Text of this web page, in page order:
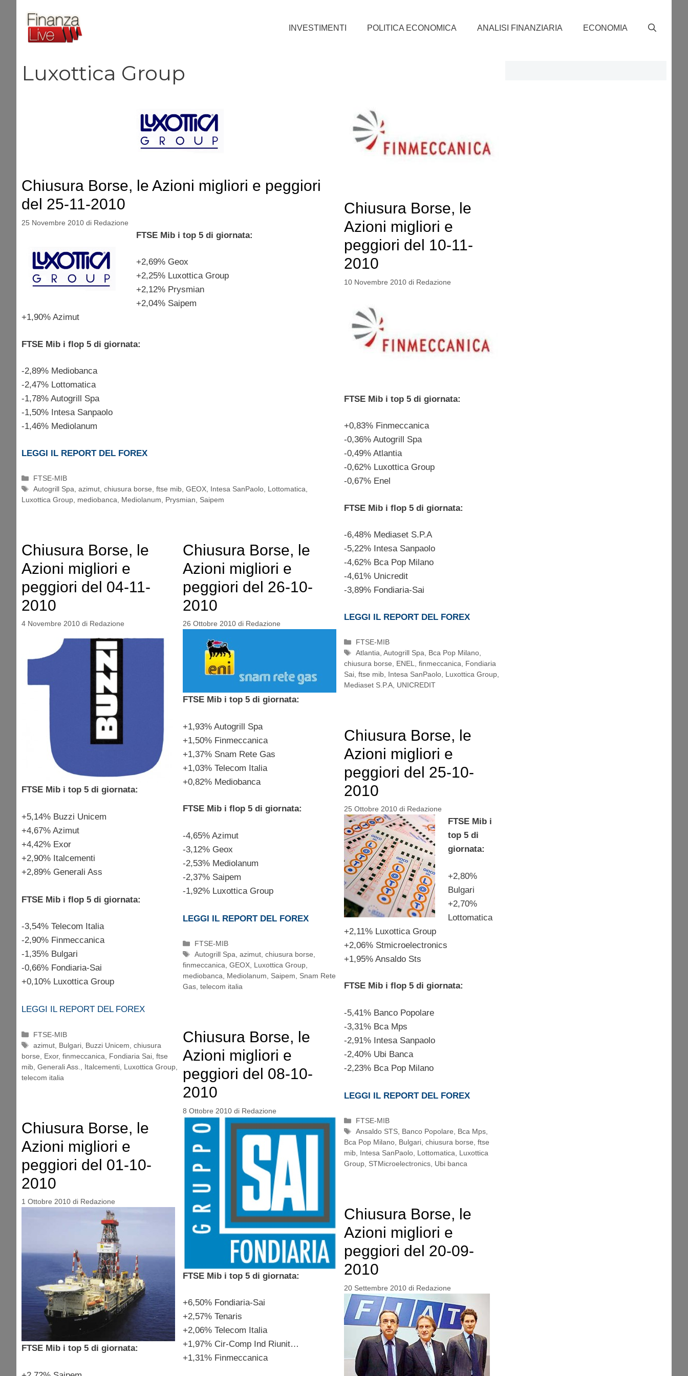
contenuto
INVESTIMENTI POLITICA ECONOMICA ANALISI FINANZIARIA ECONOMIA
Luxottica Group
Chiusura Borse, le Azioni migliori e peggiori
del 25-11-2010
25 Novembre 2010 di Redazione
FTSE Mib i top 5 di giornata:
+2,69% Geox
+2,25% Luxottica Group
+2,12% Prysmian
+2,04% Saipem
+1,90% Azimut
FTSE Mib i flop 5 di giornata:
-2,89% Mediobanca
-2,47% Lottomatica
-1,78% Autogrill Spa
-1,50% Intesa Sanpaolo
-1,46% Mediolanum
LEGGI IL REPORT DEL FOREX
Categorie
FTSE-MIB
Tag
Autogrill Spa ,azimut ,chiusura borse ,ftse mib ,GEOX Intesa SanPaolo Lottomatica
Luxottica Group mediobanca Mediolanum Prysmian Saipem
Chiusura Borse, le
Azioni migliori e
peggiori del 10-11-
2010
10 Novembre 2010 di Redazione
FTSE Mib i top 5 di giornata:
+0,83% Finmeccanica
-0,36% Autogrill Spa
-0,49% Atlantia
-0,62% Luxottica Group
-0,67% Enel
FTSE Mib i flop 5 di giornata:
-6,48% Mediaset S.P.A
-5,22% Intesa Sanpaolo
-4,62% Bca Pop Milano
-4,61% Unicredit
-3,89% Fondiaria-Sai
LEGGI IL REPORT DEL FOREX
Categorie
FTSE-MIB
Tag
Atlantia ,Autogrill Spa Bca Pop Milano
chiusura borse
ENEL finmeccanica
Fondiaria
Sai, ftse mib, Intesa SanPaolo, Luxottica Group,
Mediaset S.P.A, UNICREDIT
Chiusura Borse, le
Azioni migliori e
peggiori del 04-11-
2010
4 Novembre 2010 di Redazione
FTSE Mib i top 5 di giornata:
+5,14% Buzzi Unicem
+4,67% Azimut
+4,42% Exor
+2,90% Italcementi
+2,89% Generali Ass
FTSE Mib i flop 5 di giornata:
-3,54% Telecom Italia
-2,90% Finmeccanica
-1,35% Bulgari
-0,66% Fondiaria-Sai
+0,10% Luxottica Group
LEGGI IL REPORT DEL FOREX
Categorie
FTSE-MIB
Tag
azimut Bulgari Buzzi Unicem ,chiusura
borse
Exor, finmeccanica Fondiaria Sai ftse
mib Generali Ass. Italcementi Luxottica Group
telecom italia
Chiusura Borse, le
Azioni migliori e
peggiori del 26-10-
2010
26 Ottobre 2010 di Redazione
FTSE Mib i top 5 di giornata:
+1,93% Autogrill Spa
+1,50% Finmeccanica
+1,37% Snam Rete Gas
+1,03% Telecom Italia
+0,82% Mediobanca
FTSE Mib i flop 5 di giornata:
-4,65% Azimut
-3,12% Geox
-2,53% Mediolanum
-2,37% Saipem
-1,92% Luxottica Group
LEGGI IL REPORT DEL FOREX
Categorie
FTSE-MIB
Tag
Autogrill Spa,azimut,chiusura borse,
finmeccanica, GEOX, Luxottica Group,
mediobanca, Mediolanum, Saipem, Snam Rete
Gas, telecom italia
Chiusura Borse, le
Azioni migliori e
peggiori del 25-10-
2010
25 Ottobre 2010 di Redazione
FTSE Mib i
top 5 di
giornata:
+2,80%
Bulgari
+2,70%
Lottomatica
+2,11% Luxottica Group
+2,06% Stmicroelectronics
+1,95% Ansaldo Sts
FTSE Mib i flop 5 di giornata:
-5,41% Banco Popolare
-3,31% Bca Mps
-2,91% Intesa Sanpaolo
-2,40% Ubi Banca
-2,23% Bca Pop Milano
LEGGI IL REPORT DEL FOREX
Categorie
FTSE-MIB
Tag
Ansaldo STS, Banco Popolare, Bca Mps,
Bca Pop Milano, Bulgari, chiusura borse, ftse
mib, Intesa SanPaolo, Lottomatica, Luxottica
Group, STMicroelectronics, Ubi banca
Chiusura Borse, le
Azioni migliori e
peggiori del 08-10-
2010
8 Ottobre 2010 di Redazione
FTSE Mib i top 5 di giornata:
+6,50% Fondiaria-Sai
+2,57% Tenaris
+2,06% Telecom Italia
+1,97% Cir-Comp Ind Riunit…
+1,31% Finmeccanica
Chiusura Borse, le
Azioni migliori e
peggiori del 01-10-
2010
1 Ottobre 2010 di Redazione
FTSE Mib i top 5 di giornata:
Chiusura Borse, le
Azioni migliori e
peggiori del 20-09-
2010
20 Settembre 2010 di Redazione